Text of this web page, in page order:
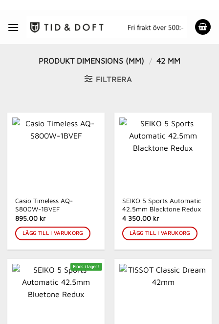
content
PRODUKT DIMENSIONS (MM) / 42 MM
FILTRERA
Casio Timeless AQ-
S800W-1BVEF
895.00 kr
LÄGG TILL I VARUKORG
SEIKO 5 Sports Automatic
42.5mm Blacktone Redux
4 350.00 kr
LÄGG TILL I VARUKORG
Finns i lager!